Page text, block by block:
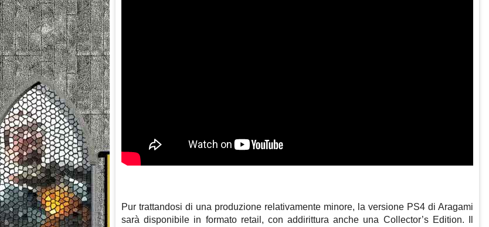
Pur trattandosi di una produzione relativamente minore, la versione PS4 di Aragami
sarà disponibile in formato retail, con addirittura anche una Collector’s Edition. Il